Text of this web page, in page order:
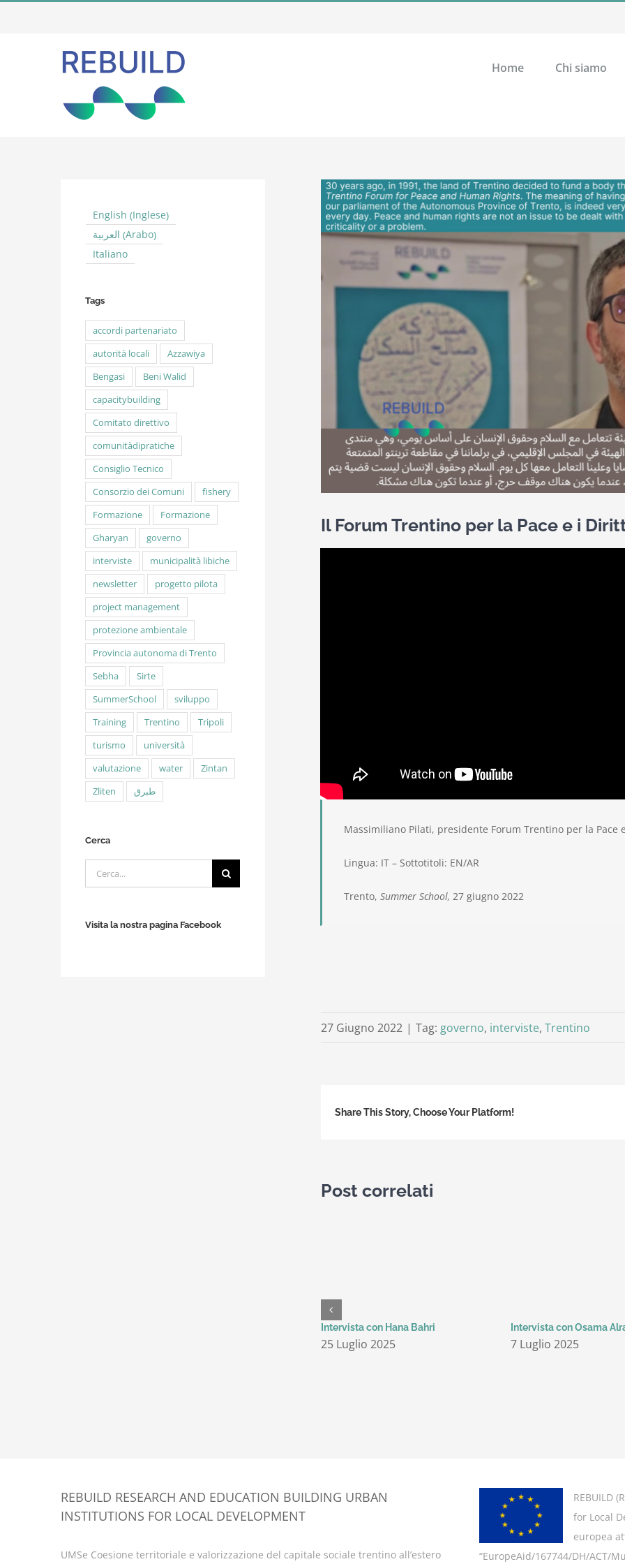
Home Chi siamo
Ingrandisci
immagine
Il Forum Trentino per la Pace e i
Massimiliano Pilati, presidente Forum Trentino per la Pace
Lingua: IT – Sottotitoli: EN/AR
Trento,Summer School, 27 giugno 2022
27 Giugno 2022 | Tag: governo, interviste, Trentino
Share This Story, Choose Your Platform!
Post correlati
Intervista con Hana Bahri
25 Luglio 2025
Intervista con Osama
7 Luglio 2025
English (Inglese)
العربية (Arabo)
Italiano
Tags
accordi partenariato
autorità locali
Azzawiya
Bengasi
Beni Walid
capacitybuilding
Comitato direttivo
comunitàdipratiche
Consiglio Tecnico
Consorzio dei Comuni
fishery
Formazione
Formazione
Gharyan
governo
interviste
municipalità libiche
newsletter
progetto pilota
project management
protezione ambientale
Provincia autonoma di Trento
Sebha
Sirte
SummerSchool
sviluppo
Training
Trentino
Tripoli
turismo
università
valutazione
water
Zintan
Zliten
طبرق
Cerca
Cerca
per:
Visita la nostra pagina Facebook
REBUILD RESEARCH AND EDUCATION BUILDING URBAN
INSTITUTIONS FOR LOCAL DEVELOPMENT
UMSe Coesione territoriale e valorizzazione del capitale sociale trentino all’estero
REBUILD (
for Local
europea
“EuropeAid/167744/DH/ACT/